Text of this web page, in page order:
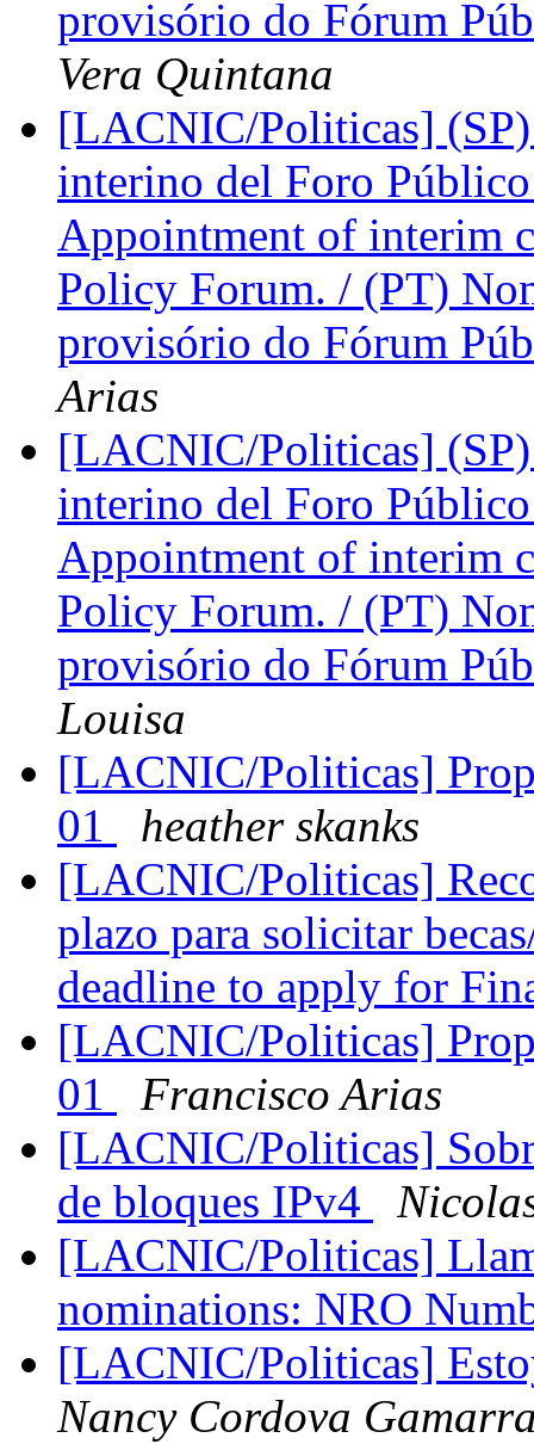
provisório do Fórum
Vera Quintana
[LACNIC/Politicas]
interino del Foro
Appointment of interim
Policy Forum. / (PT)
provisório do Fórum
Arias
[LACNIC/Politicas]
interino del Foro
Appointment of interim
Policy Forum. / (PT)
provisório do Fórum
Louisa
[LACNIC/Politicas]
01
heather skanks
[LACNIC/Politicas]
plazo para solicitar
deadline to apply for
[LACNIC/Politicas]
01
Francisco Arias
[LACNIC/Politicas]
de bloques IPv4
[LACNIC/Politicas]
nominations: NRO
[LACNIC/Politicas]
Nancy Cordova